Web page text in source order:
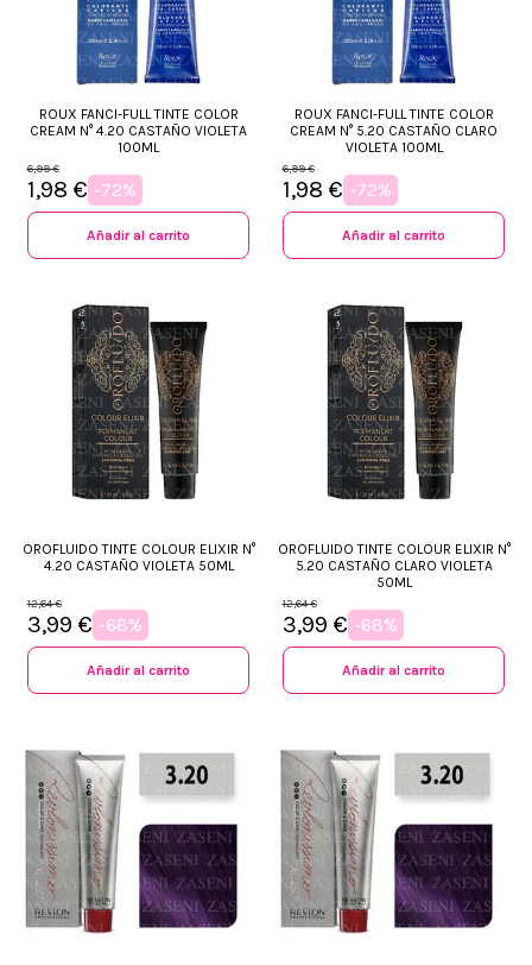
ROUX FANCI-FULL TINTE COLOR
CREAM N° 4.20 CASTAÑO VIOLETA
100ML
6,99 €
1,98 € -72%
Añadir al carrito
ROUX FANCI-FULL TINTE COLOR
CREAM N° 5.20 CASTAÑO CLARO
VIOLETA 100ML
6,99 €
1,98 € -72%
Añadir al carrito
OROFLUIDO TINTE COLOUR ELIXIR N°
4.20 CASTAÑO VIOLETA 50ML
12,64 €
3,99 € -68%
Añadir al carrito
OROFLUIDO TINTE COLOUR ELIXIR N°
5.20 CASTAÑO CLARO VIOLETA
50ML
12,64 €
3,99 € -68%
Añadir al carrito